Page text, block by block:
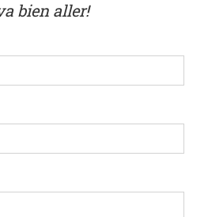
bien aller!